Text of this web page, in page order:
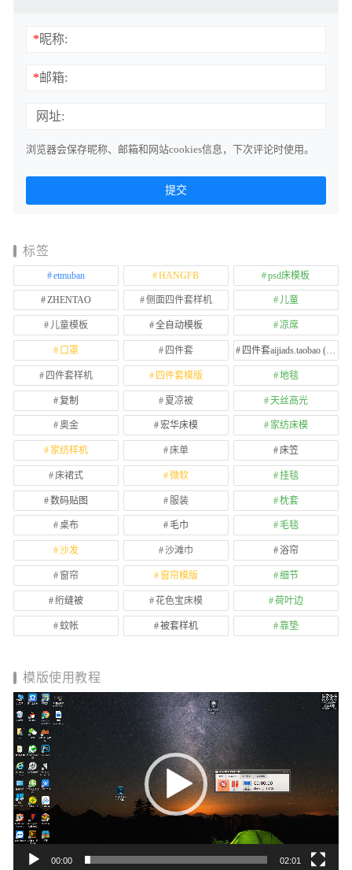
*昵称:
*邮箱:
网址:
浏览器会保存昵称、邮箱和网站cookies信息，下次评论时使用。
标签
etmuban HANGFB psd床模板
ZHENTAO 侧面四件套样机 儿童
儿童模板 全自动模板 凉席
口罩 四件套 四件套aijiads.taobao (1639)
四件套样机 四件套模版 地毯
复制 夏凉被 天丝高光
奥金 宏华床模 家纺床模
家纺样机 床单 床笠
床裙式 微软 挂毯
数码贴图 服装 枕套
桌布 毛巾 毛毯
沙发 沙滩巾 浴帘
窗帘 窗帘模版 细节
绗缝被 花色宝床模 荷叶边
蚊帐 被套样机 靠垫
模版使用教程
视
频
播
放
器
00:00 02:01